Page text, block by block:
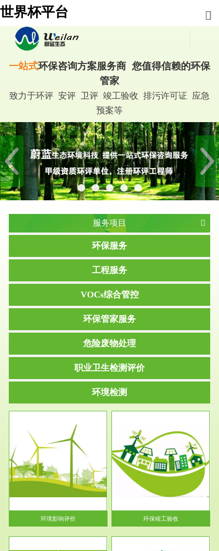
世界杯平台
一站式环保咨询方案服务商 您值得信赖的环保
管家
致力于环评 安评 卫评 竣工验收 排污许可证 应急
预案等
服务项目
环保服务
工程服务
VOCs综合管控
环保管家服务
危险废物处理
职业卫生检测评价
环境检测
环境影响评价
服务范围
环保竣工验收
根据《建设项目环境保护管理条
例》第十七条 编制环境影响报
告书、...
环保竣工验收